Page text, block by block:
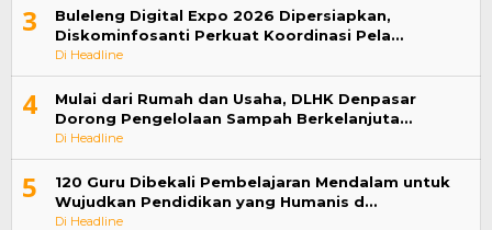
3
Buleleng Digital Expo 2026 Dipersiapkan,
Diskominfosanti Perkuat Koordinasi Pela…
Di Headline
4
Mulai dari Rumah dan Usaha, DLHK Denpasar
Dorong Pengelolaan Sampah Berkelanjuta…
Di Headline
5
120 Guru Dibekali Pembelajaran Mendalam untuk
Wujudkan Pendidikan yang Humanis d…
Di Headline